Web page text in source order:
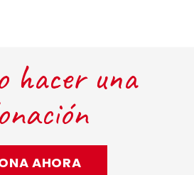
hacer una
AHORA